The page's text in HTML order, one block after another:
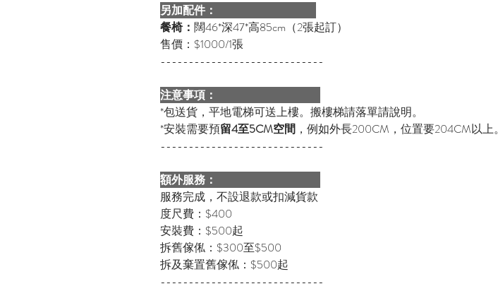
另加配件：
餐椅： 闊46*深47*高85cm（2張起訂）
售價：$1000/1張
-----------------------------
注意事項：
*包送貨，平地電梯可送上樓。搬樓梯請落單請說明。
*安裝需要預留4至5CM空間 ，例如外長200CM，位置要204CM以上。
-----------------------------
額外服務：
服務完成，不設退款或扣減貨款
度尺費：$400
安裝費：$500起
拆舊傢俬：$300至$500
拆及棄置舊傢俬：$500起
-----------------------------